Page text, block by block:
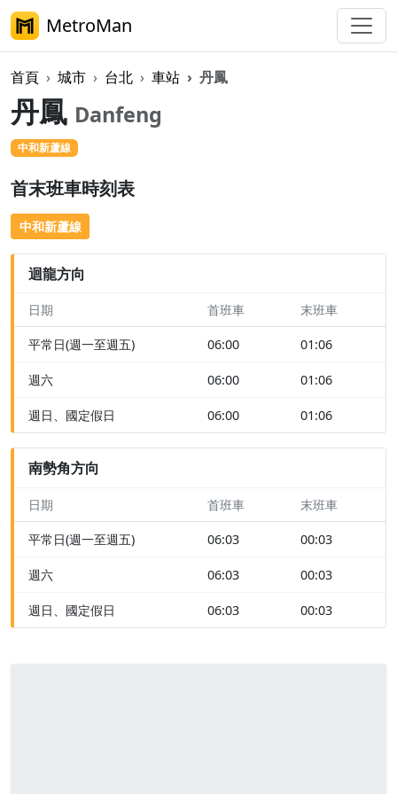
MetroMan
首頁 城市 台北 車站 丹鳳
丹鳳 Danfeng
中和新蘆線
首末班車時刻表
中和新蘆線
迴龍方向
日期 首班車 末班車
平常日(週一至週五) 06:00 01:06
週六 06:00 01:06
週日、國定假日 06:00 01:06
南勢角方向
日期 首班車 末班車
平常日(週一至週五) 06:03 00:03
週六 06:03 00:03
週日、國定假日 06:03 00:03